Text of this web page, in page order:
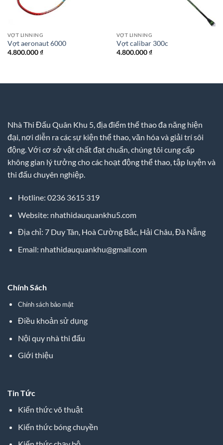
VỢT LINNING
Vợt aeronaut 6000
4.800.000₫
VỢT LINNING
Vợt calibar 300c
4.800.000₫
Nhà Thi Đấu Quân Khu 5, địa điểm thể thao đa năng hiện
đại, nơi diễn ra các sự kiện thể thao, văn hóa và giải trí sôi
động. Với cơ sở vật chất đạt chuẩn, chúng tôi cung cấp
không gian lý tưởng cho các hoạt động thể thao, tập luyện và
thi đấu chuyên nghiệp.
Hotline: 0236 3615 319
Website: nhathidauquankhu5.com
Địa chỉ: 7 Duy Tân, Hoà Cường Bắc, Hải Châu, Đà Nẵng
Email: nhathidauquankhu@gmail.com
Chính Sách
Chính sách bảo mật
Điều khoản sử dụng
Nội quy nhà thi đấu
Giới thiệu
Tin Tức
Kiến thức võ thuật
Kiến thức bóng chuyền